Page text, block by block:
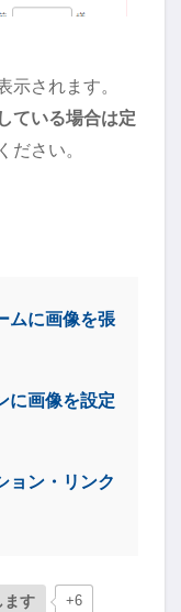
示されます。
ている場合は定
ださい。
ムに画像を張
に画像を設定
ョン・リンク
ます +6